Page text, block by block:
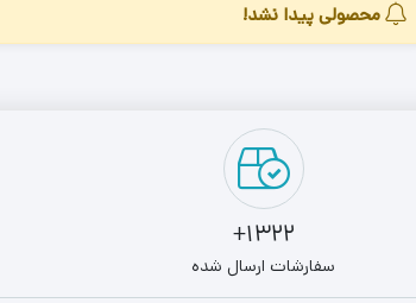
محصولی پیدا نشد!
1322+
سفارشات ارسال شده